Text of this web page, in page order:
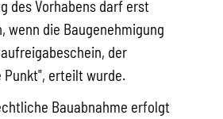
des Vorhabens darf erst
wenn die Baugenehmigung
der
Punkt", erteilt wurde.
Bauabnahme erfolgt